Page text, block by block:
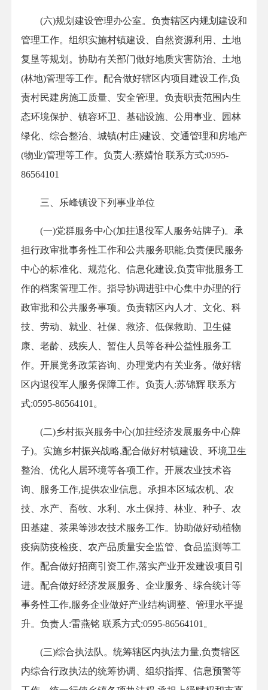
(六)规划建设管理办公室。负责辖区内规划建设和
管理工作。组织实施村镇建设、自然资源利用、土地
复垦等规划。协助有关部门做好地质灾害防治、土地
(林地)管理等工作。配合做好辖区内项目建设工作,负
责村民建房施工质量、安全管理。负责职责范围内生
态环境保护、镇容环卫、基础设施、公用事业、园林
绿化、综合整治、城镇(村庄)建设、交通管理和房地产
(物业)管理等工作。负责人:蔡婧怡 联系方式:0595-
86564101
三、乐峰镇设下列事业单位
(一)党群服务中心(加挂退役军人服务站牌子)。承
担行政审批事务性工作和公共服务职能,负责便民服务
中心的标准化、规范化、信息化建设,负责审批服务工
作的档案管理工作。指导协调进驻中心集中办理的行
政审批和公共服务事项。负责辖区内人才、文化、科
技、劳动、就业、社保、救济、低保救助、卫生健
康、老龄、残疾人、暂住人员等各种公益性服务工
作。开展党务政策咨询、办理党内有关业务。做好辖
区内退役军人服务保障工作。负责人:苏锦辉 联系方
式:0595-86564101。
(二)乡村振兴服务中心(加挂经济发展服务中心牌
子)。实施乡村振兴战略,配合做好村镇建设、环境卫生
整治、优化人居环境等各项工作。开展农业技术咨
询、服务工作,提供农业信息。承担本区域农机、农
技、水产、畜牧、水利、水土保持、林业、种子、农
田基建、茶果等涉农技术服务工作。协助做好动植物
疫病防疫检疫、农产品质量安全监管、食品监测等工
作。配合做好招商引资工作,落实产业开发建设项目引
进。配合做好经济发展服务、企业服务、综合统计等
事务性工作,服务企业做好产业结构调整、管理水平提
升。负责人:雷燕铭 联系方式:0595-86564101。
(三)综合执法队。统筹辖区内执法力量,负责辖区
内综合行政执法的统筹协调、组织指挥、信息预警等